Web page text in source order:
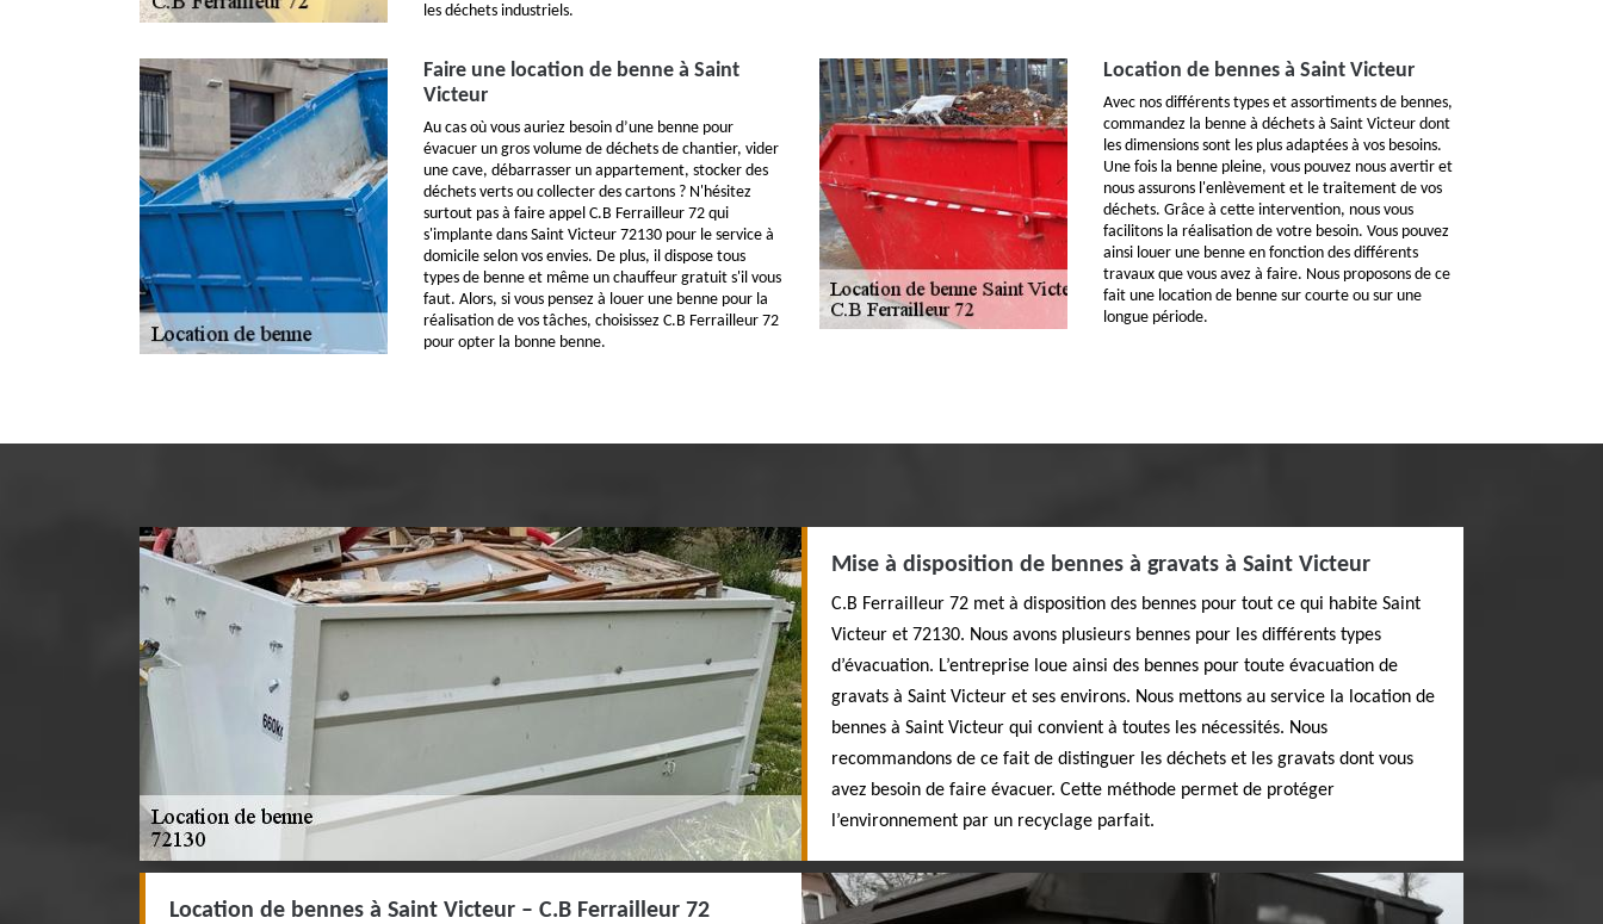
les déchets industriels.
Faire une location de benne à Saint
Victeur
Au cas où vous auriez besoin d’une benne pour
évacuer un gros volume de déchets de chantier, vider
une cave, débarrasser un appartement, stocker des
déchets verts ou collecter des cartons ? N'hésitez
surtout pas à faire appel C.B Ferrailleur 72 qui
s'implante dans Saint Victeur 72130 pour le service à
domicile selon vos envies. De plus, il dispose tous
types de benne et même un chauffeur gratuit s'il vous
faut. Alors, si vous pensez à louer une benne pour la
réalisation de vos tâches, choisissez C.B Ferrailleur 72
pour opter la bonne benne.
Location de bennes à Saint Victeur
Avec nos différents types et assortiments de bennes,
commandez la benne à déchets à Saint Victeur dont
les dimensions sont les plus adaptées à vos besoins.
Une fois la benne pleine, vous pouvez nous avertir et
nous assurons l'enlèvement et le traitement de vos
déchets. Grâce à cette intervention, nous vous
facilitons la réalisation de votre besoin. Vous pouvez
ainsi louer une benne en fonction des différents
travaux que vous avez à faire. Nous proposons de ce
fait une location de benne sur courte ou sur une
longue période.
Mise à disposition de bennes à gravats à Saint Victeur
C.B Ferrailleur 72 met à disposition des bennes pour tout ce qui habite Saint
Victeur et 72130. Nous avons plusieurs bennes pour les différents types
d’évacuation. L’entreprise loue ainsi des bennes pour toute évacuation de
gravats à Saint Victeur et ses environs. Nous mettons au service la location de
bennes à Saint Victeur qui convient à toutes les nécessités. Nous
recommandons de ce fait de distinguer les déchets et les gravats dont vous
avez besoin de faire évacuer. Cette méthode permet de protéger
l’environnement par un recyclage parfait.
Location de bennes à Saint Victeur – C.B Ferrailleur 72